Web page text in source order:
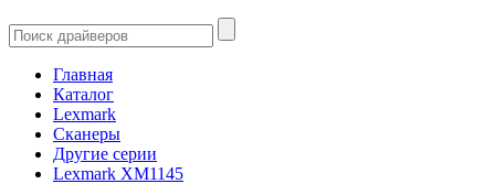
Главная
Каталог
Lexmark
Сканеры
Другие серии
Lexmark XM1145